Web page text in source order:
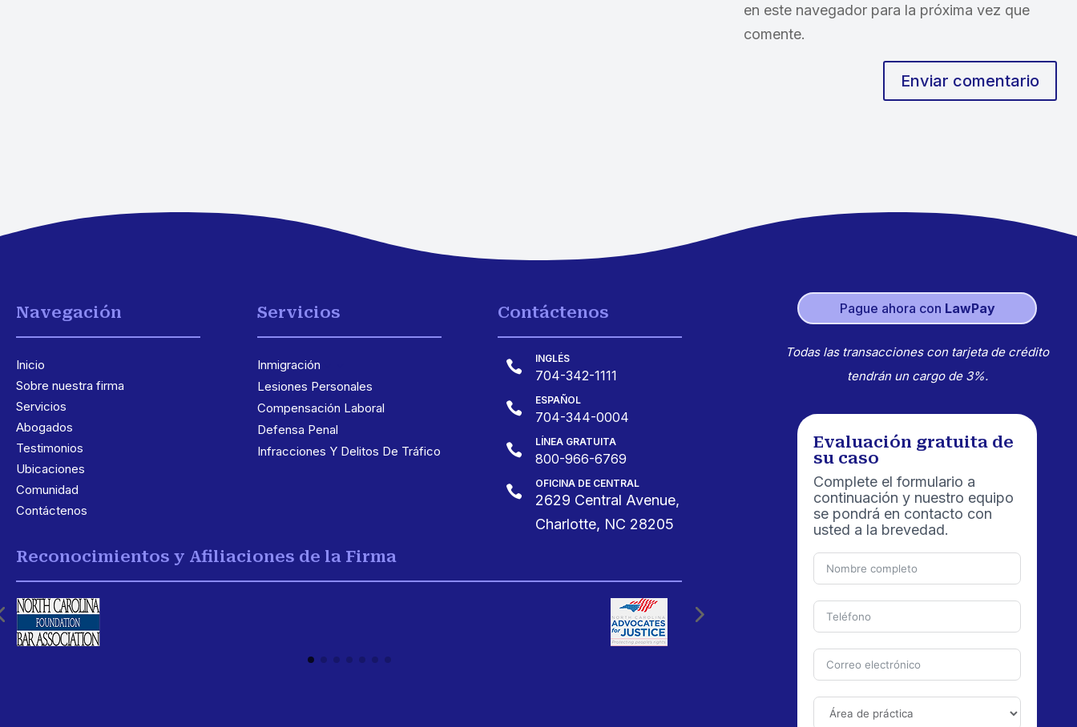
en este navegador para la próxima vez que
comente.
Enviar comentario
Navegación
Inicio
Sobre nuestra firma
Servicios
Abogados
Testimonios
Ubicaciones
Comunidad
Contáctenos
Servicios
Inmigración
Lesiones Personales
Compensación Laboral
Defensa Penal
Infracciones Y Delitos De Tráfico
Contáctenos
 INGLÉS
704-342-1111
 ESPAÑOL
704-344-0004
 LÍNEA GRATUITA
800-966-6769
 OFICINA DE CENTRAL
2629 Central Avenue,
Charlotte, NC 28205
Reconocimientos y Afiliaciones de la Firma
Pague ahora con LawPay
Todas las transacciones con tarjeta de crédito
tendrán un cargo de 3%.
Evaluación gratuita de
su caso
Complete el formulario a
continuación y nuestro equipo
se pondrá en contacto con
usted a la brevedad.